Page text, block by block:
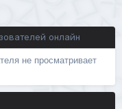
онлайн
не просматривает